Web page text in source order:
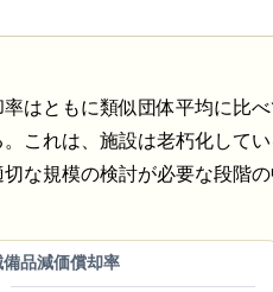
はともに類似団体平均に比
これは、施設は老朽化して
な規模の検討が必要な段階
備品減価償却率